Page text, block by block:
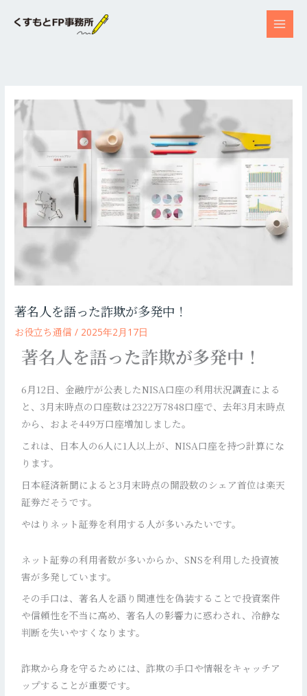
著名人を語った詐欺が多発中！
お役立ち通信 / 2025年2月17日
著名人を語った詐欺が多発中！
6月12日、金融庁が公表したNISA口座の利用状況調査による
と、3月末時点の口座数は2322万7848口座で、去年3月末時点
から、およそ449万口座増加しました。
これは、日本人の6人に1人以上が、NISA口座を持つ計算にな
ります。
日本経済新聞によると3月末時点の開設数のシェア首位は楽天
証券だそうです。
やはりネット証券を利用する人が多いみたいです。
ネット証券の利用者数が多いからか、SNSを利用した投資被
害が多発しています。
その手口は、著名人を語り関連性を偽装することで投資案件
や信頼性を不当に高め、著名人の影響力に惑わされ、冷静な
判断を失いやすくなります。
詐欺から身を守るためには、詐欺の手口や情報をキャッチア
ップすることが重要です。